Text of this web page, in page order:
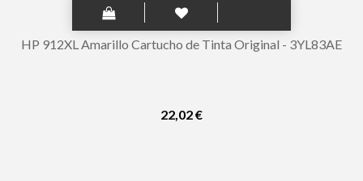
HP 912XL Amarillo Cartucho de Tinta Original - 3YL83AE
22,02 €